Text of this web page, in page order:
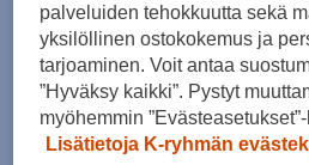
Koko
palveluiden tehokkuutta sekä
yksilöllinen ostokokemus ja
tarjoaminen. Voit antaa
”Hyväksy kaikki”. Pystyt
myöhemmin
Lisätietoja K-ryhmän